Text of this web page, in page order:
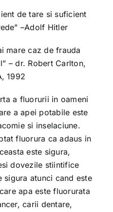
de tare si suficient
–Adolf Hitler
mare caz de frauda
– dr. Robert Carlton,
1992
a fluorurii in oameni
a apei potabile este
si inselaciune.
fluorura ca adaus in
este sigura,
dovezile stiintifice
sigura atunci cand este
apa este fluorurata
carii dentare,